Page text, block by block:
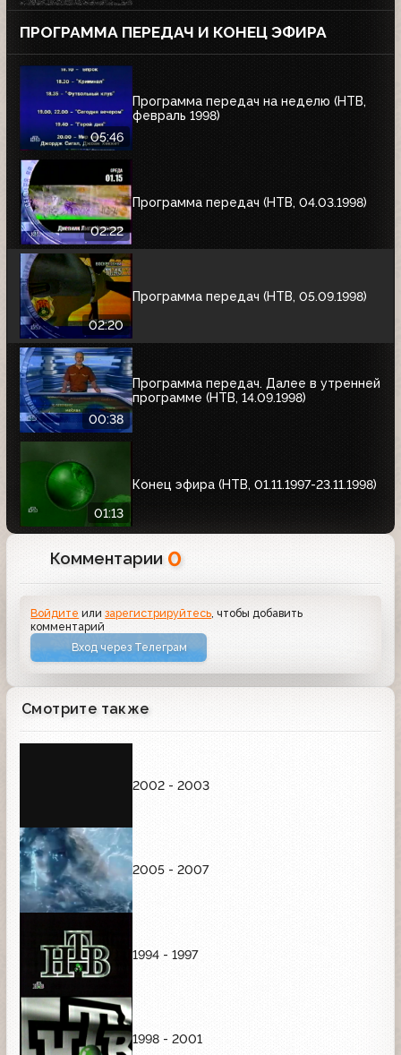
ПРОГРАММА ПЕРЕДАЧ И КОНЕЦ ЭФИРА
05:46
Программа передач на неделю (НТВ,
февраль 1998)
02:22
Программа передач (НТВ, 04.03.1998)
02:20
Программа передач (НТВ, 05.09.1998)
00:38
Программа передач. Далее в утренней
программе (НТВ, 14.09.1998)
01:13
Конец эфира (НТВ, 01.11.1997-23.11.1998)
Комментарии 0
Войдите илизарегистрируйтесь, чтобы добавить
комментарий
Вход через Телеграм
Смотрите также
2002 - 2003
2005 - 2007
1994 - 1997
1998 - 2001